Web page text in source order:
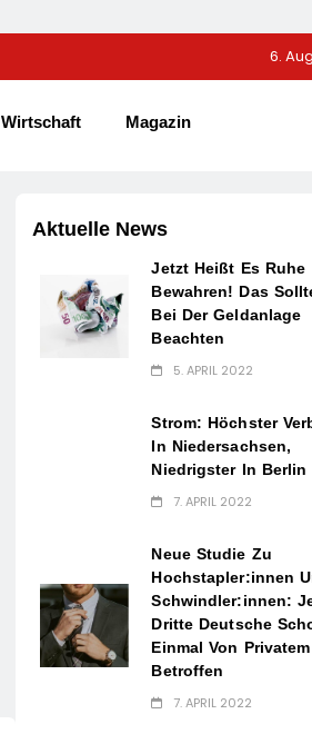
6.
Wirtschaft Magazin
Aktuelle News
Jetzt Heißt Es Ruhe
Bewahren! Das
Bei Der Geldanlage
Beachten
5. APRIL 2022
Strom: Höchster
In Niedersachsen,
Niedrigster In Berlin
7. APRIL 2022
Neue Studie Zu
Hochstapler:innen
Schwindler:innen:
Dritte Deutsche
Einmal Von
Betroffen
7. APRIL 2022